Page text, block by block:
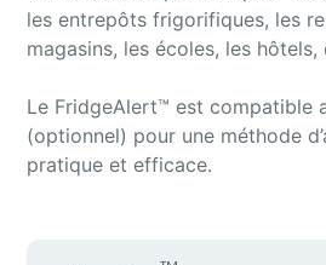
les entrepôts frigorifiques, les
magasins, les écoles, les
Le FridgeAlert™ est compatible
(optionnel) pour une méthode
pratique et efficace.